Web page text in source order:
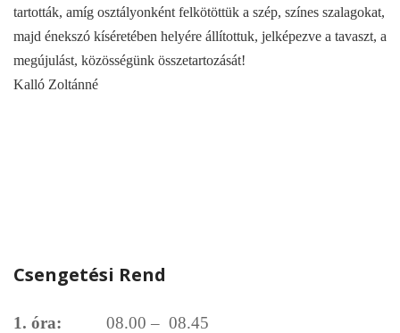
tartották, amíg osztályonként felkötöttük a szép, színes szalagokat,
majd énekszó kíséretében helyére állítottuk, jelképezve a tavaszt, a
megújulást, közösségünk összetartozását!
Kalló Zoltánné
Csengetési Rend
1. óra:
08.00 – 08.45